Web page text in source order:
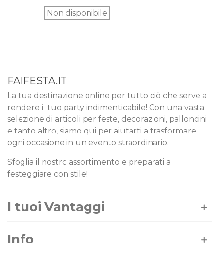
Non disponibile
FAIFESTA.IT
La tua destinazione online per tutto ciò che serve a
rendere il tuo party indimenticabile! Con una vasta
selezione di articoli per feste, decorazioni, palloncini
e tanto altro, siamo qui per aiutarti a trasformare
ogni occasione in un evento straordinario.
Sfoglia il nostro assortimento e preparati a
festeggiare con stile!
I tuoi Vantaggi
Info